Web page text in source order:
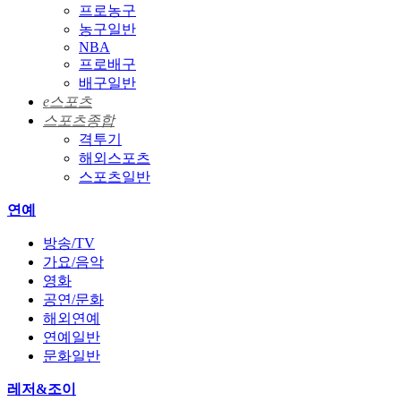
프로농구
농구일반
NBA
프로배구
배구일반
e스포츠
스포츠종합
격투기
해외스포츠
스포츠일반
연예
방송/TV
가요/음악
영화
공연/문화
해외연예
연예일반
문화일반
레저&조이